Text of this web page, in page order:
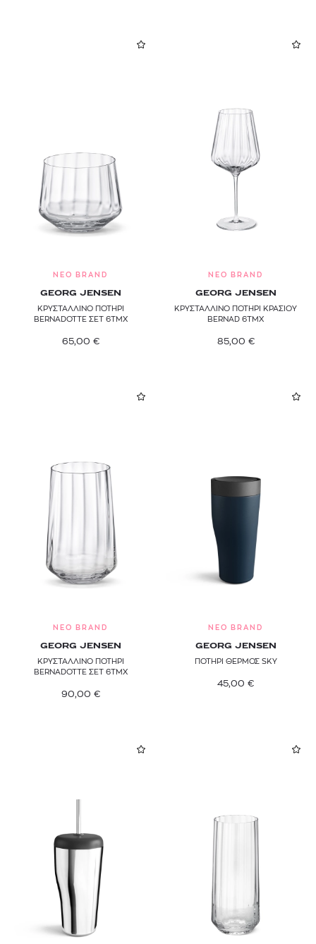
NEO BRAND
GEORG JENSEN
ΚΡΥΣΤΑΛΛΙΝΟ ΠΟΤΗΡΙ
BERNADOTTE ΣΕΤ 6ΤΜΧ
65,00 €
NEO BRAND
GEORG JENSEN
ΚΡΥΣΤΑΛΛΙΝΟ ΠΟΤΗΡΙ ΚΡΑΣΙΟΥ
BERNAD 6ΤΜΧ
85,00 €
NEO BRAND
GEORG JENSEN
ΚΡΥΣΤΑΛΛΙΝΟ ΠΟΤΗΡΙ
BERNADOTTE ΣΕΤ 6ΤΜΧ
90,00 €
NEO BRAND
GEORG JENSEN
ΠΟΤΗΡΙ ΘΕΡΜΟΣ SKY
45,00 €